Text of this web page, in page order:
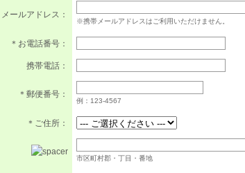
メールアドレス：
※携帯メールアドレスはご利用いただけません。
＊お電話番号：
携帯電話：
＊郵便番号：
例：123-4567
＊ご住所：
市区町村郡・丁目・番地